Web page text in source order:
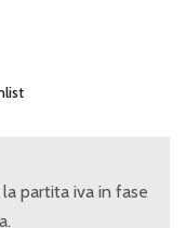
partita iva in fase